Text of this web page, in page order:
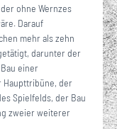
ohne Wernzes
Darauf
mehr als zehn
darunter der
einer
Haupttribüne, der
Spielfelds, der Bau
zweier weiterer